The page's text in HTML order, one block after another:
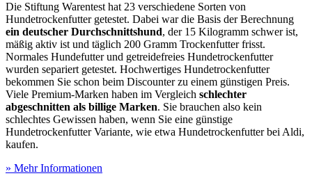
Die Stiftung Warentest hat 23 verschiedene Sorten von
Hundetrockenfutter getestet. Dabei war die Basis der Berechnung
ein deutscher Durchschnittshund, der 15 Kilogramm schwer ist,
mäßig aktiv ist und täglich 200 Gramm Trockenfutter frisst.
Normales Hundefutter und getreidefreies Hundetrockenfutter
wurden separiert getestet. Hochwertiges Hundetrockenfutter
bekommen Sie schon beim Discounter zu einem günstigen Preis.
Viele Premium-Marken haben im Vergleich schlechter
abgeschnitten als billige Marken. Sie brauchen also kein
schlechtes Gewissen haben, wenn Sie eine günstige
Hundetrockenfutter Variante, wie etwa Hundetrockenfutter bei Aldi,
kaufen.
» Mehr Informationen